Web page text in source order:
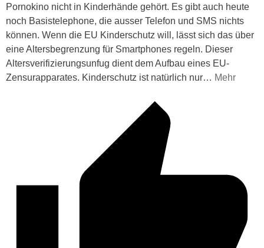
Pornokino nicht in Kinderhände gehört. Es gibt auch heute
noch Basistelephone, die ausser Telefon und SMS nichts
können. Wenn die EU Kinderschutz will, lässt sich das über
eine Altersbegrenzung für Smartphones regeln. Dieser
Altersverifizierungsunfug dient dem Aufbau eines EU-
Zensurapparates. Kinderschutz ist natürlich nur… Mehr